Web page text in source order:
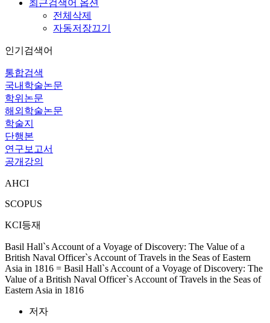
최근검색어 옵션
전체삭제
자동저장끄기
인기검색어
통합검색
국내학술논문
학위논문
해외학술논문
학술지
단행본
연구보고서
공개강의
AHCI
SCOPUS
KCI등재
Basil Hall`s Account of a Voyage of Discovery: The Value of a
British Naval Officer`s Account of Travels in the Seas of Eastern
Asia in 1816 = Basil Hall`s Account of a Voyage of Discovery: The
Value of a British Naval Officer`s Account of Travels in the Seas of
Eastern Asia in 1816
저자